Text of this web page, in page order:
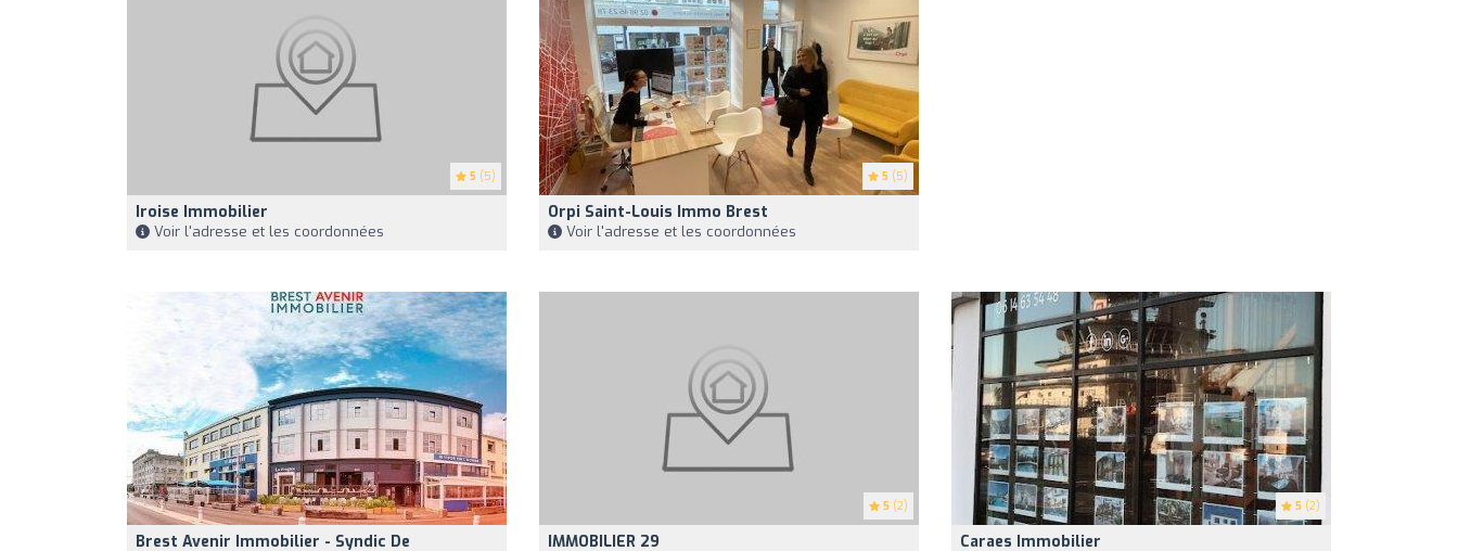
5 (5)
Iroise Immobilier
Voir l'adresse et les coordonnées
5 (5)
Orpi Saint-Louis Immo Brest
Voir l'adresse et les coordonnées
Brest Avenir Immobilier - Syndic De
5 (2)
IMMOBILIER 29
5 (2)
Caraes Immobilier